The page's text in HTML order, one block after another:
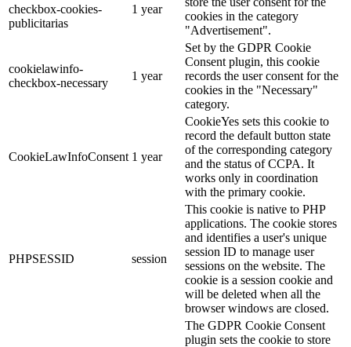
checkbox-cookies-
publicitarias
1 year
cookies in the category
"Advertisement".
cookielawinfo-
checkbox-necessary
1 year
Set by the GDPR Cookie
Consent plugin, this cookie
records the user consent for the
cookies in the "Necessary"
category.
CookieLawInfoConsent 1 year
CookieYes sets this cookie to
record the default button state
of the corresponding category
and the status of CCPA. It
works only in coordination
with the primary cookie.
PHPSESSID session
This cookie is native to PHP
applications. The cookie stores
and identifies a user's unique
session ID to manage user
sessions on the website. The
cookie is a session cookie and
will be deleted when all the
browser windows are closed.
The GDPR Cookie Consent
plugin sets the cookie to store